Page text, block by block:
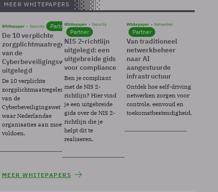
MEER WHITEPAPERS
Whitepaper Security Partner
De 10 verplichte
zorgplichtmaatregelen
van de
Cyberbeveiligingswet
uitgelegd
De 10 verplichte
zorgplichtmaatregelen
van de
Cyberbeveiligingswet
waar Nederlandse
organisaties aan moeten
voldoen.
Whitepaper Security
Partner
NIS 2-richtlijn
uitgelegd: een
uitgebreide gids
voor compliance
Ben je compliant
met de NIS 2-
richtlijn? Hier vind
je een uitgebreide
gids over de NIS 2-
richtlijn die je
helpt dit te
realiseren.
Whitepaper Netwerken
Partner
Van traditioneel
netwerkbeheer
naar AI
aangestuurde
infrastructuur
Ontdek hoe self-driving
netwerken zorgen voor
controle, eenvoud en
toekomstbestendigheid.
MEER WHITEPAPERS